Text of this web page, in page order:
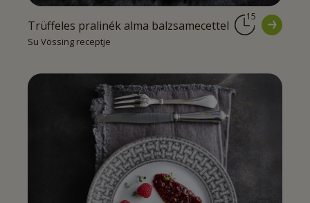
Trüffeles pralinék alma balzsamecettel
Su Vössing receptje
15